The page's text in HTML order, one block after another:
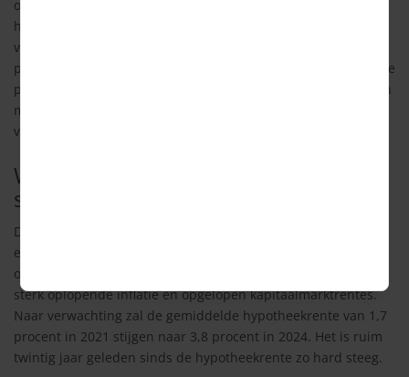
opzichte van vorig jaar. De DNB gaat uit van een
huizenprijsstijging van gemiddeld 13,9 procent ten opzichte
van 2021. In 2023 wordt een stijging van gemiddeld 3,7
procent verwacht. Een flink afvlakking dus ten opzichte van de
prijsstijgingen van de afgelopen jaren. Ook in 2024 wordt een
minder harde stijging verwacht van 2,5 procent ten opzichte
van 2023.
Waarom de prijzen minder hard
stijgen
De voornaamste reden dat de prijzen minder hard stijgen is
een
omhoog door meer economische onzekerheid wereldwijd,
sterk oplopende inflatie en opgelopen kapitaalmarktrentes.
Naar verwachting zal de gemiddelde hypotheekrente van 1,7
procent in 2021 stijgen naar 3,8 procent in 2024. Het is ruim
twintig jaar geleden sinds de hypotheekrente zo hard steeg.